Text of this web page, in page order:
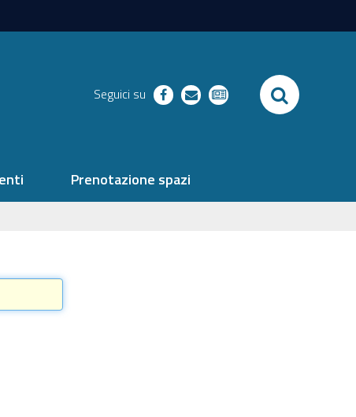
Seguici su facebookrichiestenewsletter SEARCH
Prenotazione spazi